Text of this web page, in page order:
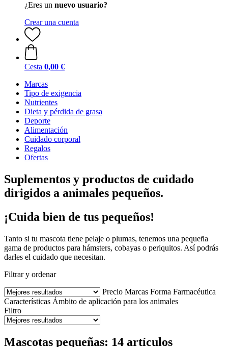
¿Eres un nuevo usuario?
Crear una cuenta
Cesta 0,00 €
Marcas
Tipo de exigencia
Nutrientes
Dieta y pérdida de grasa
Deporte
Alimentación
Cuidado corporal
Regalos
Ofertas
Suplementos y productos de cuidado
dirigidos a animales pequeños.
¡Cuida bien de tus pequeños!
Tanto si tu mascota tiene pelaje o plumas, tenemos una pequeña
gama de productos para hámsters, cobayas o periquitos. Así podrás
darles el cuidado que necesitan.
Filtrar y ordenar
Precio Marcas Forma Farmacéutica
Características Ámbito de aplicación para los animales
Filtro
Mascotas pequeñas: 14 artículos